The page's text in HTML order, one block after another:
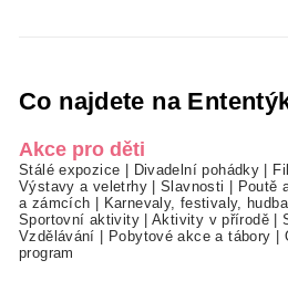
Co najdete na
Akce pro děti
Stálé expozice | Divadelní pohádky |
Výstavy a veletrhy|Slavnosti | Poutě
a zámcích | Karnevaly, festivaly,
Sportovní aktivity|Aktivity v přírodě |
Vzdělávání | Pobytové akce a tábory |
program